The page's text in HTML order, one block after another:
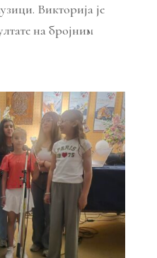
Викторија је
на бројним